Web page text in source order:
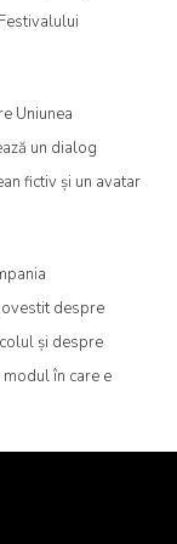
Uniunea
un dialog
fictiv și un avatar
despre
și despre
în care e